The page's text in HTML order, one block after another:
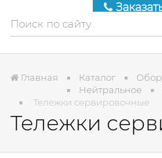
Главная Каталог
Нейтральное
Тележки сервировочные
Тележки